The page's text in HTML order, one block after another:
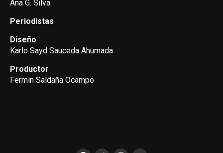
Ana G. Silva
Periodistas
Diseño
Karlo Sayd Sauceda Ahumada
Productor
Fermin Saldaña Ocampo